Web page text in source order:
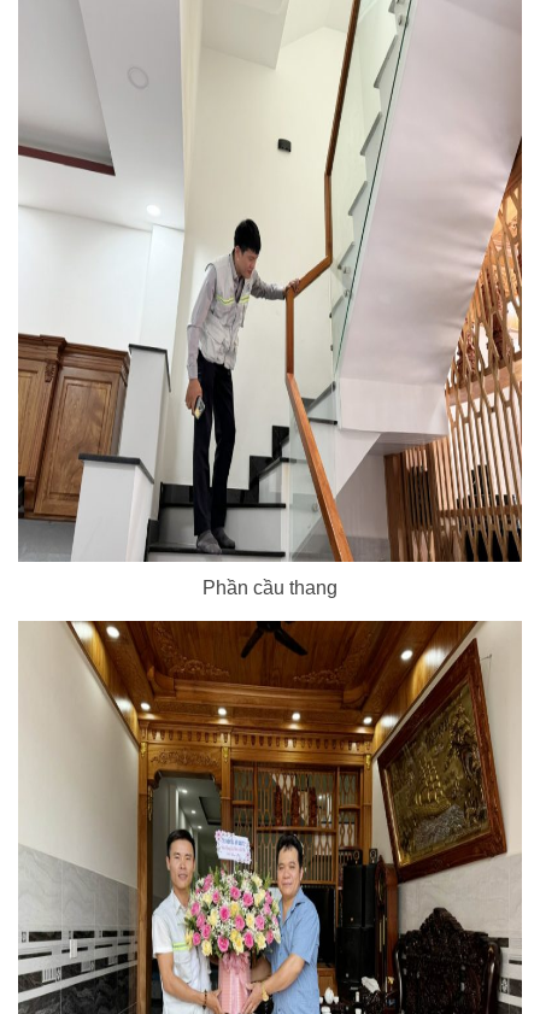
Phần cầu thang